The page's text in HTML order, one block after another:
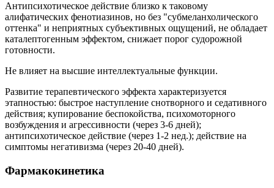
Антипсихотическое действие близко к таковому
алифатических фенотиазинов, но без "субмеланхолического
оттенка" и неприятных субъективных ощущений, не обладает
каталептогенным эффектом, снижает порог судорожной
готовности.
Не влияет на высшие интеллектуальные функции.
Развитие терапевтического эффекта характеризуется
этапностью: быстрое наступление снотворного и седативного
действия; купирование беспокойства, психомоторного
возбуждения и агрессивности (через 3-6 дней);
антипсихотическое действие (через 1-2 нед.); действие на
симптомы негативизма (через 20-40 дней).
Фармакокинетика